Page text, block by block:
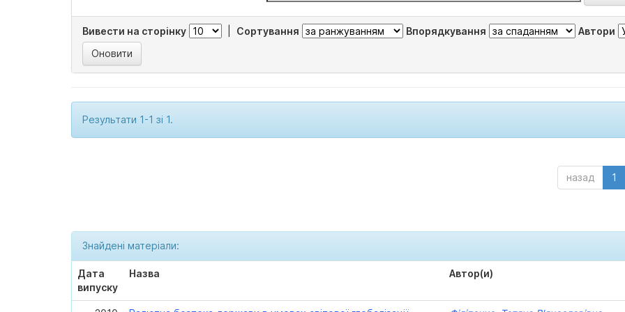
Вивести на сторінку Сортування Впорядкування Автори
Результати 1-1 зі 1.
назад 1
Знайдені матеріали:
Дата
випуску
Назва Автор(и)